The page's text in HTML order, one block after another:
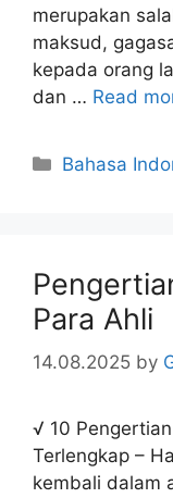
merupakan
maksud,
kepada orang
dan … Read
Categories
Bahasa
Para Ahli
14.08.2025 by
√ 10
Terlengkap –
kembali dalam